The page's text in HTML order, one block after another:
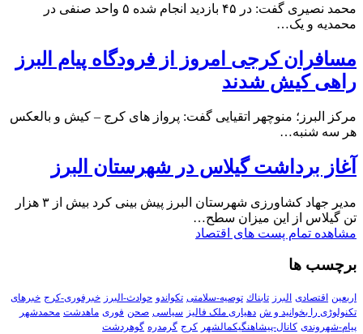
محمد نصیری گفت: در ۴۵ بازدید انجام شده ۵ واحد صنفی در
محمدیه و یک…
مسافران کرجی امروز از فرودگاه پیام البرز
راهی کیش شدند
مرکز البرز؛ منوچهر اتقیایی گفت: پرواز های کرج – کیش و بالعکس
هر سه شنبه…
آغاز برداشت گیلاس در شهرستان البرز
مدیر جهاد کشاورزی شهرستان البرز پیش بینی کرد بیش از ۳ هزار
تن گیلاس از این میزان سطح…
مشاهده تمام پست های اقتصاد
برچسب ها
اربعین اقتصادی البرز تابناك توصیه-سلامتی تکواندو حوادث-البرز خبرفوری-کرج خبرهای
تکنولوڑی را بخوانید و ش دهیاری ملک فالیز سیاسی صحن فوری ماهدشت محمدشهر
پیام-شهروندی کانال-پیشاهنگیکمالشهر کرج گرمدره گوهردشت